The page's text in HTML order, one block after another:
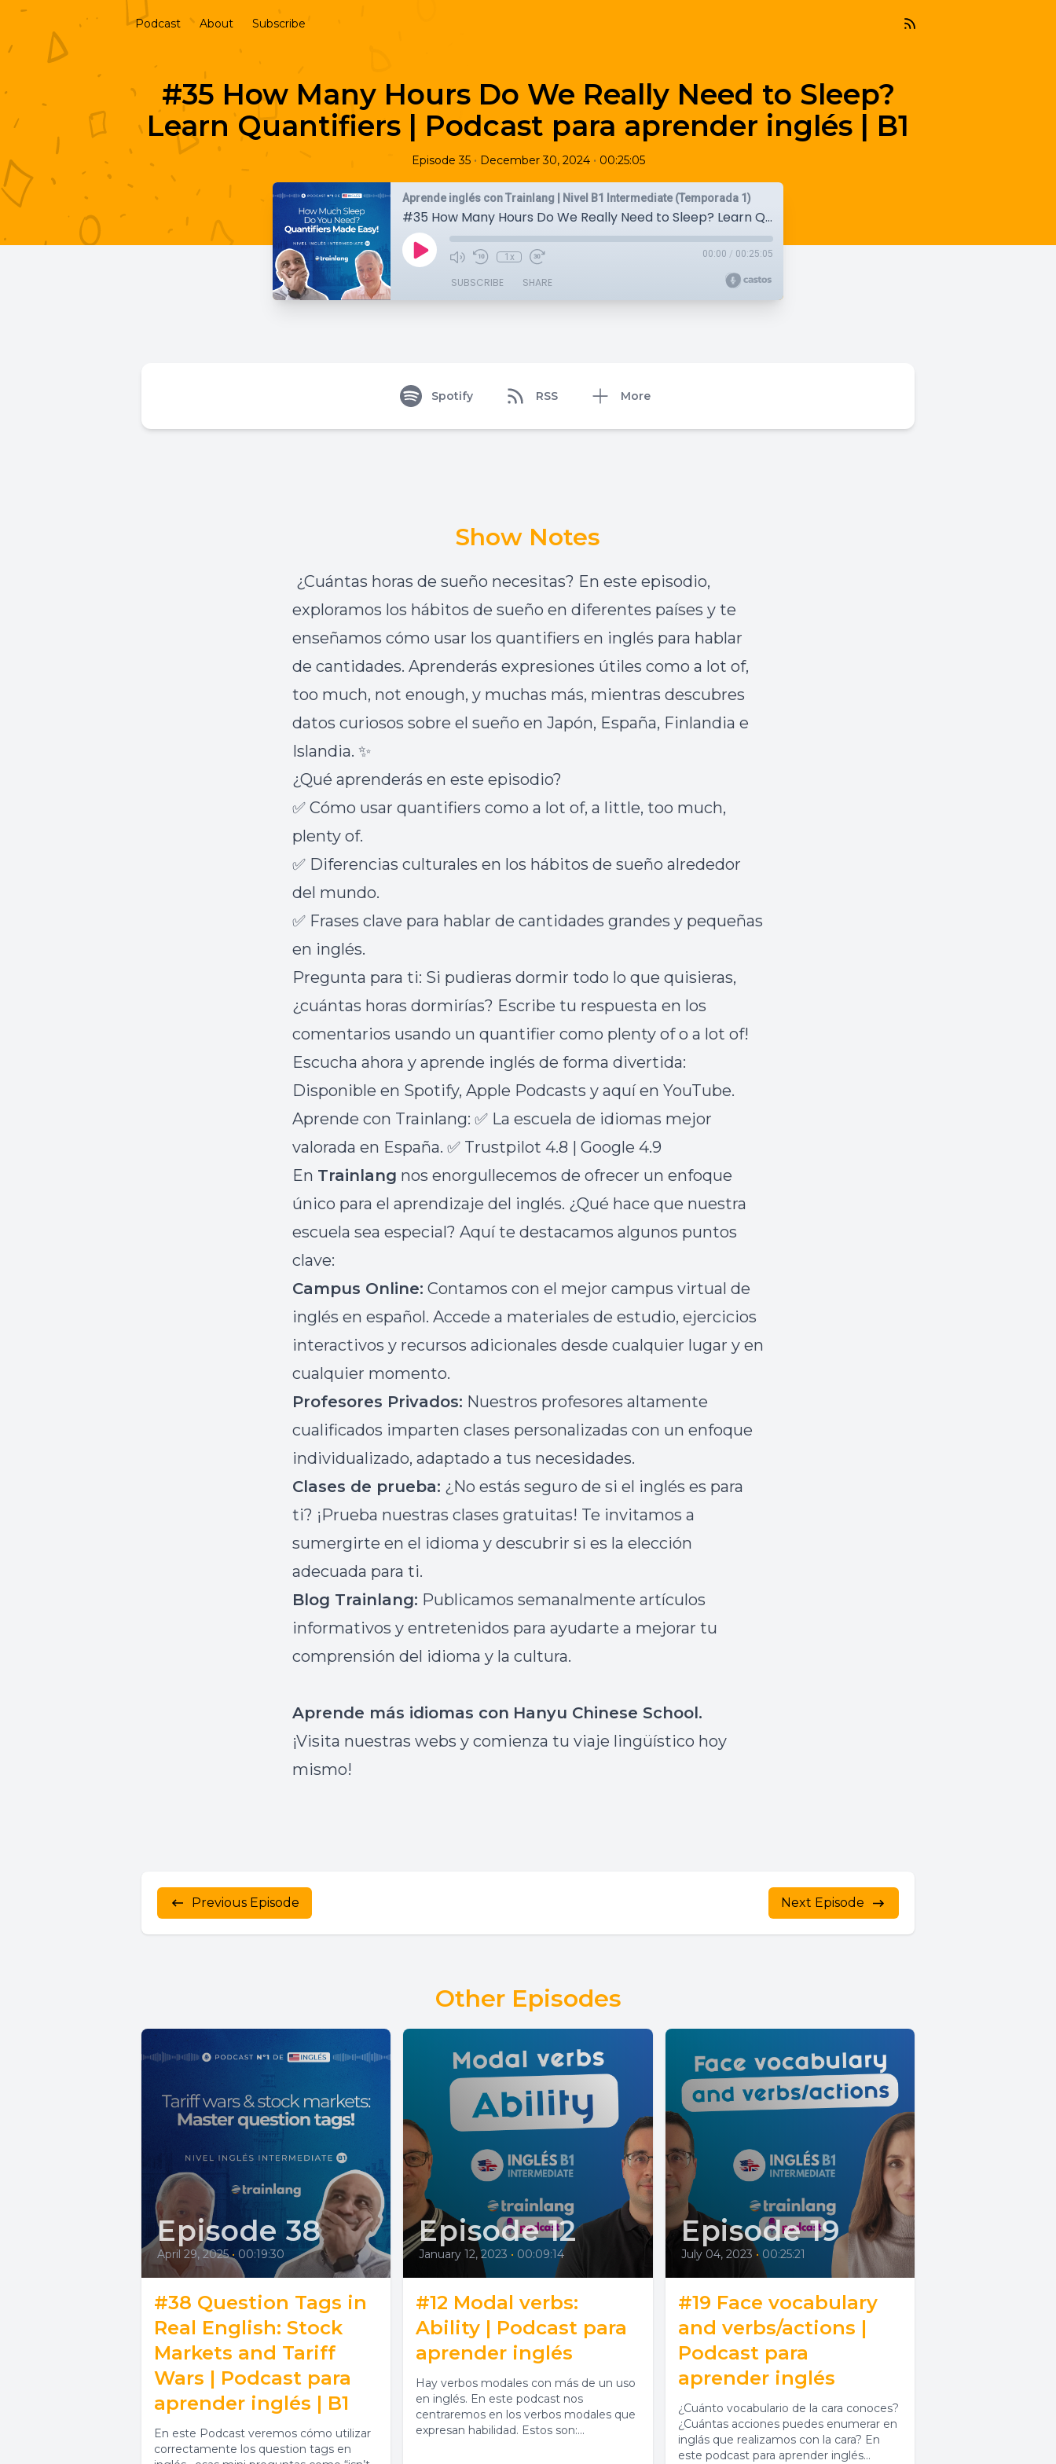
Podcast About Subscribe
#35 How Many Hours Do We Really Need to Sleep?
Learn Quantifiers | Podcast para aprender inglés | B1
Episode 35 • December 30, 2024 • 00:25:05
Aprende inglés con Trainlang | Nivel B1 Intermediate (Temporada 1)
#35 How Many Hours Do We Really Need to Sleep? Learn Quantifiers | Podcast para aprender inglés | B1
1x 00:00 / 00:25:05
SUBSCRIBE SHARE
Spotify RSS More
Show Notes
️ ¿Cuántas horas de sueño necesitas? En este episodio,
exploramos los hábitos de sueño en diferentes países y te
enseñamos cómo usar los quantifiers en inglés para hablar
de cantidades. Aprenderás expresiones útiles como a lot of,
too much, not enough, y muchas más, mientras descubres
datos curiosos sobre el sueño en Japón, España, Finlandia e
Islandia. ✨
¿Qué aprenderás en este episodio?
✅ Cómo usar quantifiers como a lot of, a little, too much,
plenty of.
✅ Diferencias culturales en los hábitos de sueño alrededor
del mundo.
✅ Frases clave para hablar de cantidades grandes y pequeñas
en inglés.
Pregunta para ti: Si pudieras dormir todo lo que quisieras,
¿cuántas horas dormirías? Escribe tu respuesta en los
comentarios usando un quantifier como plenty of o a lot of!
Escucha ahora y aprende inglés de forma divertida:
Disponible en Spotify, Apple Podcasts y aquí en YouTube.
Aprende con Trainlang: ✅ La escuela de idiomas mejor
valorada en España. ✅ Trustpilot 4.8 | Google 4.9
En Trainlang nos enorgullecemos de ofrecer un enfoque
único para el aprendizaje del inglés. ¿Qué hace que nuestra
escuela sea especial? Aquí te destacamos algunos puntos
clave:
Campus Online: Contamos con el mejor campus virtual de
inglés en español. Accede a materiales de estudio, ejercicios
interactivos y recursos adicionales desde cualquier lugar y en
cualquier momento.
Profesores Privados: Nuestros profesores altamente
cualificados imparten clases personalizadas con un enfoque
individualizado, adaptado a tus necesidades.
Clases de prueba: ¿No estás seguro de si el inglés es para
ti? ¡Prueba nuestras clases gratuitas! Te invitamos a
sumergirte en el idioma y descubrir si es la elección
adecuada para ti.
Blog Trainlang: Publicamos semanalmente artículos
informativos y entretenidos para ayudarte a mejorar tu
comprensión del idioma y la cultura.
Aprende más idiomas con Hanyu Chinese School.
¡Visita nuestras webs y comienza tu viaje lingüístico hoy
mismo!
Previous Episode Next Episode
Other Episodes
Episode 38
April 29, 2025 • 00:19:30
#38 Question Tags in
Real English: Stock
Markets and Tariff
Wars | Podcast para
aprender inglés | B1
En este Podcast veremos cómo utilizar
correctamente los question tags en
Episode 12
January 12, 2023 • 00:09:14
#12 Modal verbs:
Ability | Podcast para
aprender inglés
Hay verbos modales con más de un uso
en inglés. En este podcast nos
centraremos en los verbos modales que
expresan habilidad. Estos son:...
Episode 19
July 04, 2023 • 00:25:21
#19 Face vocabulary
and verbs/actions |
Podcast para
aprender inglés
¿Cuánto vocabulario de la cara conoces?
¿Cuántas acciones puedes enumerar en
inglás que realizamos con la cara? En
este podcast para aprender inglés